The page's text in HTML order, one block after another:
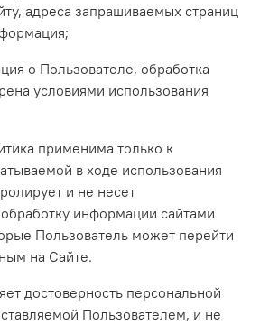
адреса запрашиваемых страниц
о Пользователе, обработка
условиями использования
применима только к
в ходе использования
и не несет
обработку информации сайтами
Пользователь может перейти
на Сайте.
достоверность персональной
Пользователем, и не